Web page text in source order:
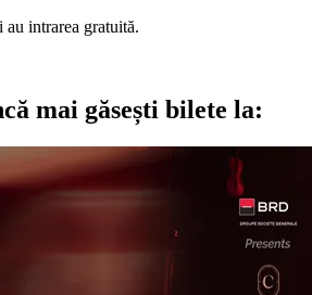
au intrarea gratuită.
mai găsești bilete la: